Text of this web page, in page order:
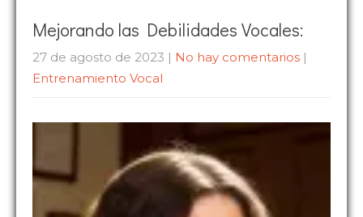
Mejorando las Debilidades Vocales:
27 de agosto de 2023 | No hay comentarios |
Entrenamiento Vocal